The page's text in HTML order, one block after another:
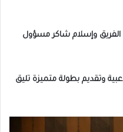
الفريق وإسلام شاكر مسؤول
وتقديم بطولة متميزة تليق